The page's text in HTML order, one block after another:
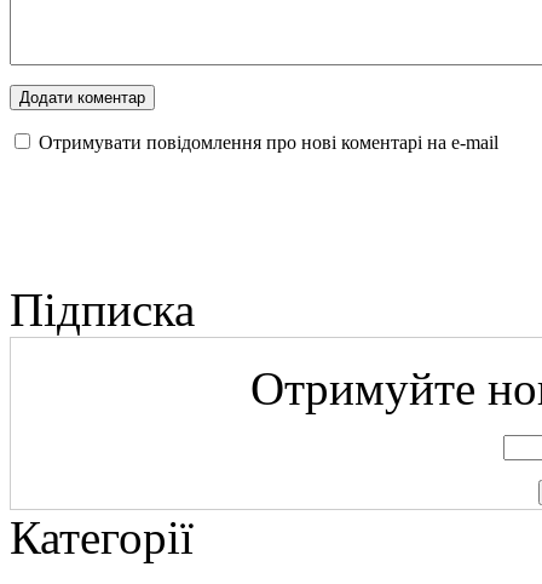
Отримувати повідомлення про нові коментарі на е-mail
Підписка
Отримуйте
Категорії